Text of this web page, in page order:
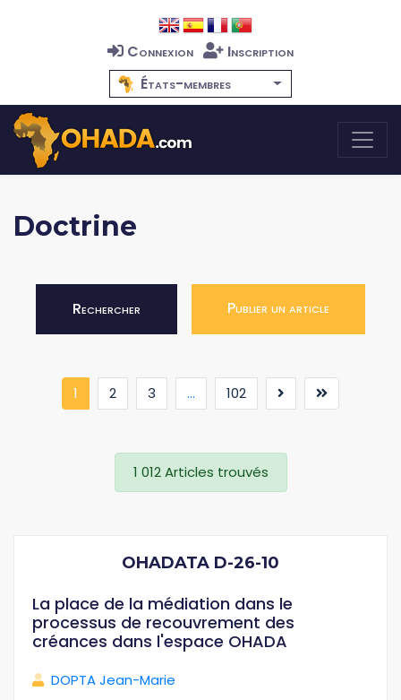
Connexion
Inscription
États-membres
Doctrine
Rechercher Publier un article
1 (current)
2 3 ... 102
1 012 Articles trouvés
OHADATA D-26-10
La place de la médiation dans le
processus de recouvrement des
créances dans l'espace OHADA
DOPTA Jean-Marie